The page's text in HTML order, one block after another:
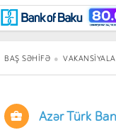
Maraqlı
BancoTV
Müsahibə
BAŞ SƏHIFƏ
Azər Türk